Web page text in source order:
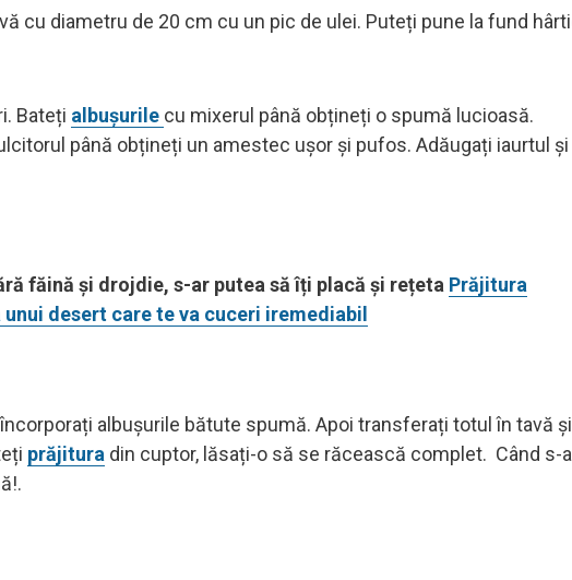
cu diametru de 20 cm cu un pic de ulei. Puteți pune la fund
Bateți albușurile cu mixerul până obțineți o spumă lucioasă.
până obțineți un amestec ușor și pufos. Adăugați iaurtul și
făină și drojdie, s-ar putea să îți placă și rețeta Prăjitura
desert care te va cuceri iremediabil
albușurile bătute spumă. Apoi transferați totul în tavă și
prăjitura din cuptor, lăsați-o să se răcească complet. Când s-a